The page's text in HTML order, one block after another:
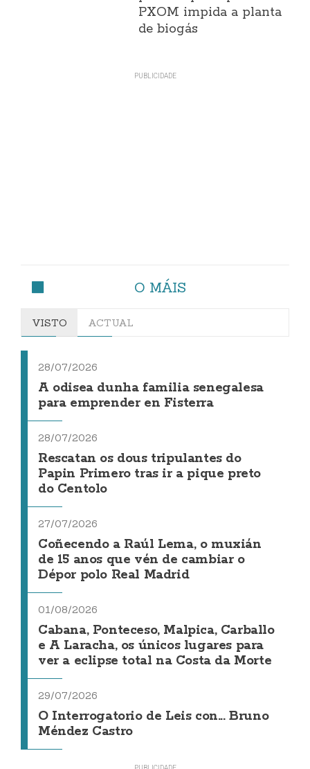
PXOM impida a planta
de biogás
O MÁIS
VISTO ACTUAL
28/07/2026
A odisea dunha familia senegalesa
para emprender en Fisterra
28/07/2026
Rescatan os dous tripulantes do
Papin Primero tras ir a pique preto
do Centolo
27/07/2026
Coñecendo a Raúl Lema, o muxián
de 15 anos que vén de cambiar o
Dépor polo Real Madrid
01/08/2026
Cabana, Ponteceso, Malpica, Carballo
e A Laracha, os únicos lugares para
ver a eclipse total na Costa da Morte
29/07/2026
O Interrogatorio de Leis con... Bruno
Méndez Castro